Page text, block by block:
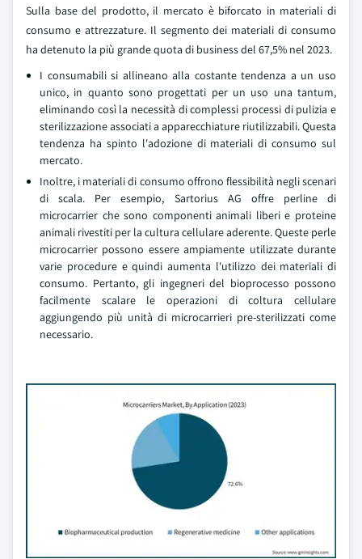
Sulla base del prodotto, il mercato è biforcato in materiali di
consumo e attrezzature. Il segmento dei materiali di consumo
ha detenuto la più grande quota di business del 67,5% nel 2023.
I consumabili si allineano alla costante tendenza a un uso
unico, in quanto sono progettati per un uso una tantum,
eliminando così la necessità di complessi processi di pulizia e
sterilizzazione associati a apparecchiature riutilizzabili. Questa
tendenza ha spinto l'adozione di materiali di consumo sul
mercato.
Inoltre, i materiali di consumo offrono flessibilità negli scenari
di scala. Per esempio, Sartorius AG offre perline di
microcarrier che sono componenti animali liberi e proteine
animali rivestiti per la cultura cellulare aderente. Queste perle
microcarrier possono essere ampiamente utilizzate durante
varie procedure e quindi aumenta l'utilizzo dei materiali di
consumo. Pertanto, gli ingegneri del bioprocesso possono
facilmente scalare le operazioni di coltura cellulare
aggiungendo più unità di microcarrieri pre-sterilizzati come
necessario.